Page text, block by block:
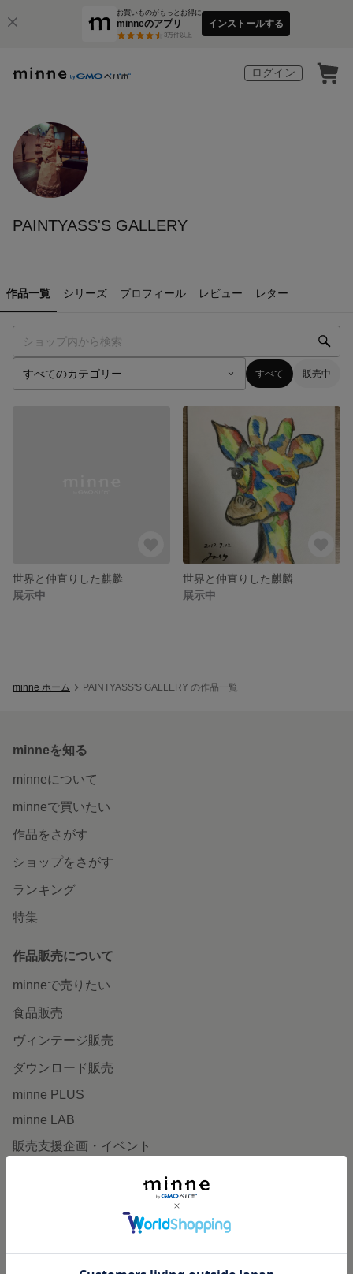
お買いものがもっとお得に
minneのアプリ
3万件以上
インストールする
ログイン
PAINTYASS'S GALLERY
作品一覧 シリーズ プロフィール レビュー レター
すべて 販売中
世界と仲直りした麒麟
展示中
世界と仲直りした麒麟
展示中
minne ホーム PAINTYASS'S GALLERY の作品一覧
minneを知る
minneについて
minneで買いたい
作品をさがす
ショップをさがす
ランキング
特集
作品販売について
minneで売りたい
食品販売
ヴィンテージ販売
ダウンロード販売
minne PLUS
minne LAB
販売支援企画・イベント
minneとものづくりと